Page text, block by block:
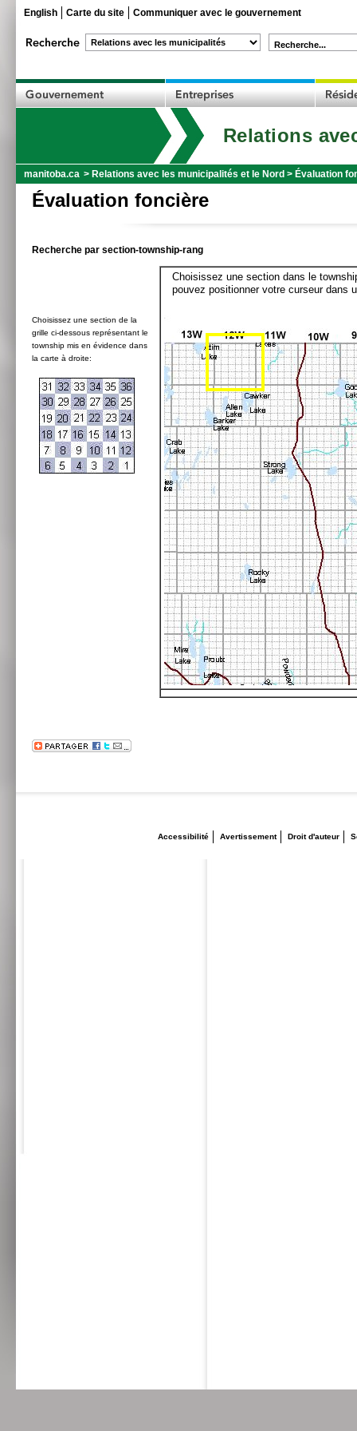
English Carte du site Communiquer avec le gouvernement
Recherche...
Relations
manitoba.ca > Relations avec les municipalités et le Nord > Évaluation
Évaluation foncière
Recherche par section-township-rang
Choisissez une section de la
grille ci-dessous représentant le
township mis en évidence dans
la carte à droite:
Choisissez une section dans le
pouvez positionner votre curseur dans
Accessibilité Avertissement Droit d'auteur